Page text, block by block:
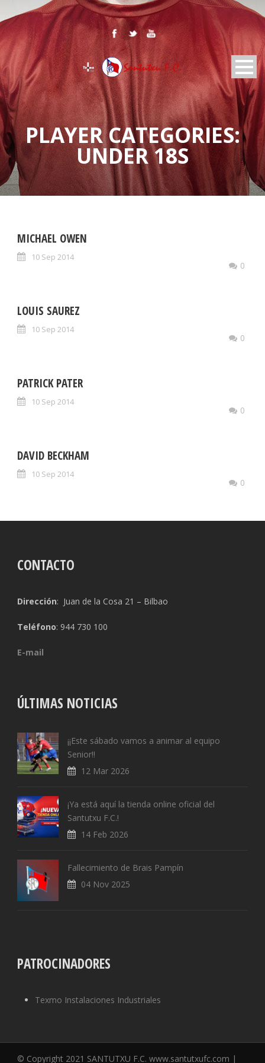
PLAYER CATEGORIES:
UNDER 18S
MICHAEL OWEN
10 Sep 2014
0
LOUIS SAUREZ
10 Sep 2014
0
PATRICK PATER
10 Sep 2014
0
DAVID BECKHAM
10 Sep 2014
0
CONTACTO
Dirección: Juan de la Cosa 21 – Bilbao
Teléfono: 944 730 100
E-mail
ÚLTIMAS NOTICIAS
¡¡Este sábado vamos a animar al equipo
Senior!!
12 Mar 2026
¡Ya está aquí la tienda online oficial del
Santutxu F.C.!
14 Feb 2026
Fallecimiento de Brais Pampín
04 Nov 2025
PATROCINADORES
Texmo Instalaciones Industriales
© Copyright 2021 SANTUTXU F.C. www.santutxufc.com |